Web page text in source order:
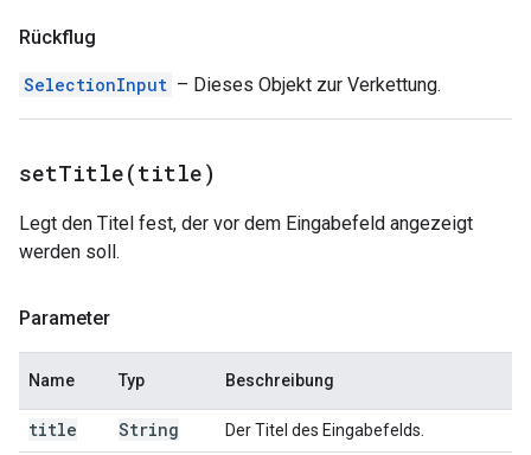
Rückflug
SelectionInput – Dieses Objekt zur Verkettung.
setTitle(title)
Legt den Titel fest, der vor dem Eingabefeld angezeigt
werden soll.
Parameter
Name Typ Beschreibung
title String Der Titel des Eingabefelds.